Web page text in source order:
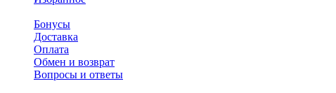
Бонусы
Доставка
Оплата
Обмен и возврат
Вопросы и ответы